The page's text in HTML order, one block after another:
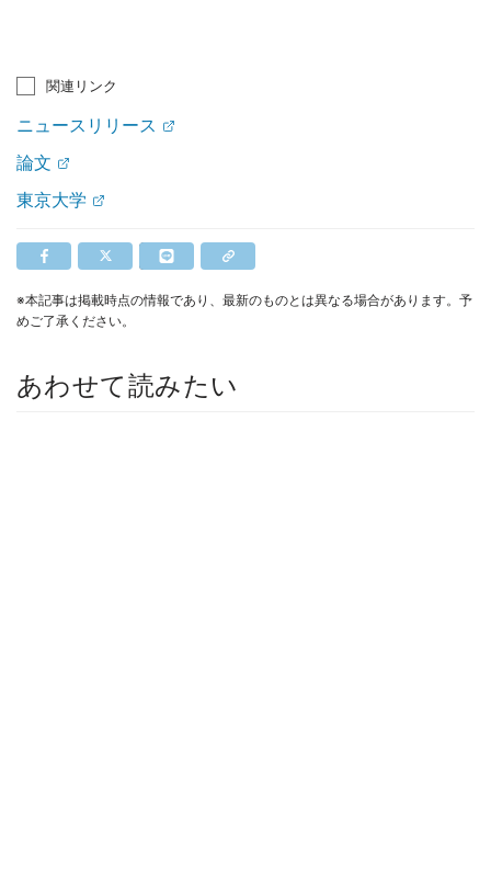
関連リンク
ニュースリリース
論文
東京大学
※本記事は掲載時点の情報であり、最新のものとは異なる場合があります。予
めご了承ください。
あわせて読みたい